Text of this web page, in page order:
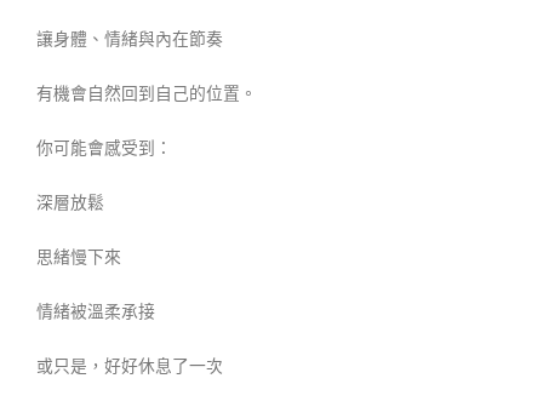
讓身體、情緒與內在節奏
有機會自然回到自己的位置。
你可能會感受到：
深層放鬆
思緒慢下來
情緒被溫柔承接
或只是，好好休息了一次